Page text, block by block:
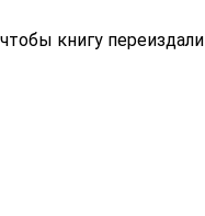
чтобы книгу переиздали